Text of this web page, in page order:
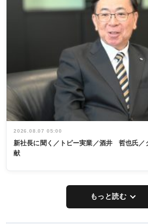
2026.08.07 05:00
新社長に聞く／トピー実業／酒井 哲也氏／
献
もっと読む